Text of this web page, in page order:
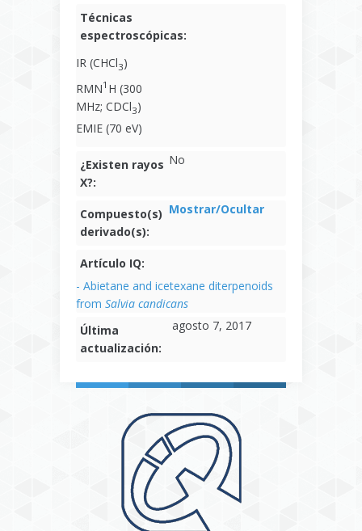
Técnicas
espectroscópicas:
IR (CHCl3)
RMN1 H (300
MHz; CDCl3)
EMIE (70 eV)
¿Existen rayos
X?:
No
Compuesto(s)
derivado(s):
Mostrar/Ocultar
Artículo IQ:
- Abietane and icetexane diterpenoids
from Salvia candicans
Última
actualización:
agosto 7, 2017